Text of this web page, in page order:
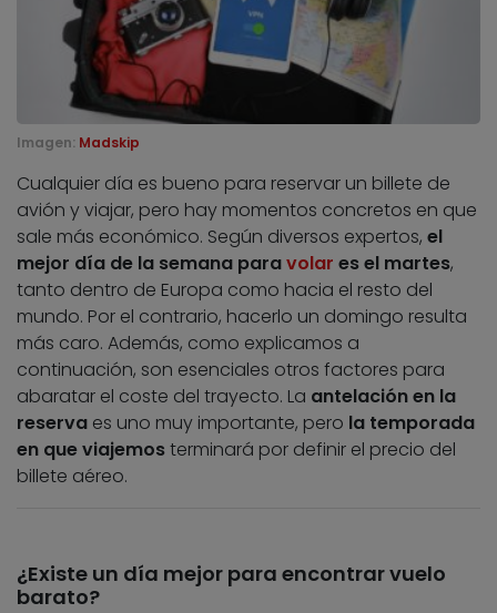
Imagen: Madskip
Cualquier día es bueno para reservar un billete de
avión y viajar, pero hay momentos concretos en que
sale más económico. Según diversos expertos, el
mejor día de la semana paravolar es el martes,
tanto dentro de Europa como hacia el resto del
mundo. Por el contrario, hacerlo un domingo resulta
más caro. Además, como explicamos a
continuación, son esenciales otros factores para
abaratar el coste del trayecto. La antelación en la
reserva es uno muy importante, pero la temporada
en que viajemosterminará por definir el precio del
billete aéreo.
¿Existe un día mejor para encontrar vuelo
barato?